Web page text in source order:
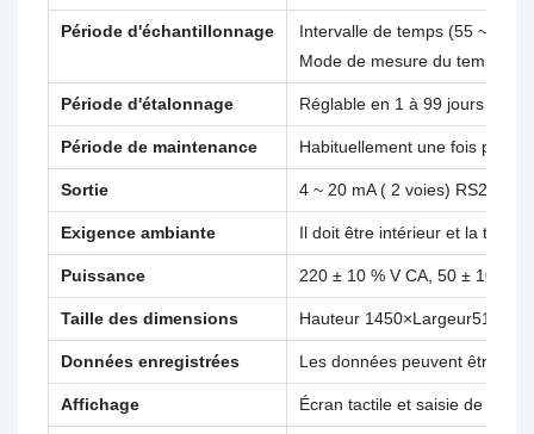
Période d'échantillonnage
Intervalle de temps (55 ~
Mode de mesure du temps
Période d'étalonnage Réglable en 1 à 99 jours ;
Période de maintenance Habituellement une fois par
Sortie 4 ~ 20 mA ( 2 voies)
Exigence ambiante Il doit être intérieur et la
Puissance 220 ± 10 % V CA, 50 ± 10 %
Taille des dimensions Hauteur
Données enregistrées Les données peuvent être
Affichage Écran tactile et saisie de